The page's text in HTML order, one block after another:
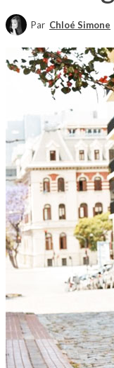
Par Chloé Simone